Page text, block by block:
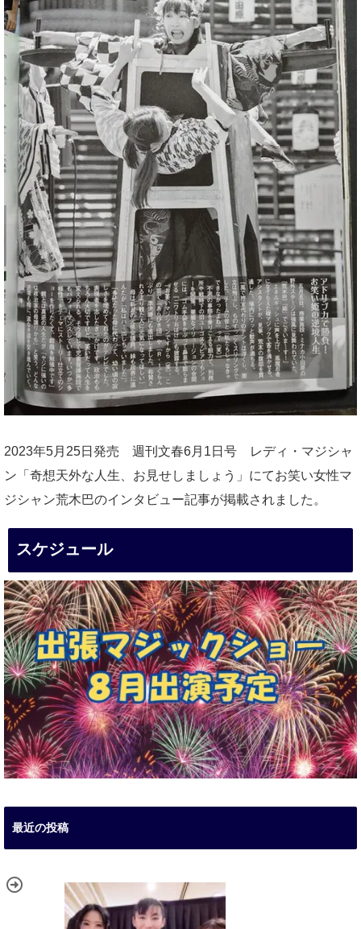
2023年5月25日発売 週刊文春6月1日号 レディ・マジシャ
ン「奇想天外な人生、お見せしましょう」にてお笑い女性マ
ジシャン荒木巴のインタビュー記事が掲載されました。
スケジュール
最近の投稿